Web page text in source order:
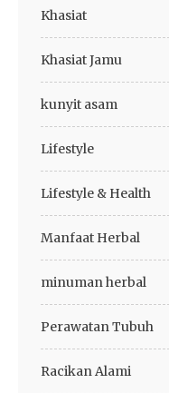
Khasiat
Khasiat Jamu
kunyit asam
Lifestyle
Lifestyle & Health
Manfaat Herbal
minuman herbal
Perawatan Tubuh
Racikan Alami